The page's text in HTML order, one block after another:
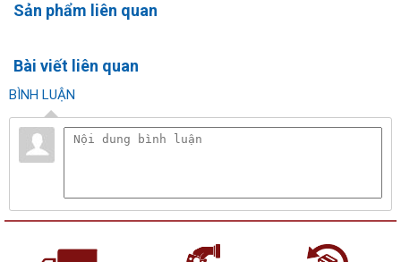
Sản phẩm liên quan
Bài viết liên quan
BÌNH LUẬN